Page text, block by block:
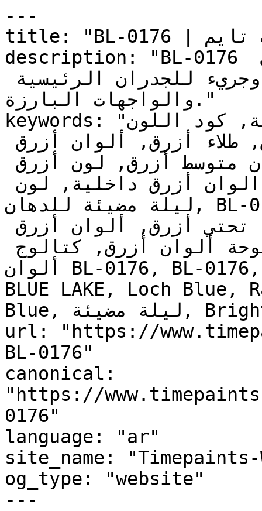
---
title: "BL-0176 | الألوان | دهانات تايم"
description: "BL-0176 أزرق حيوي ومتوسط بحضور قوي
والواجهات البارزة."
keywords: "لون ليلة مضيئة, كود اللون BL-0176, لون
ليلة مضيئة للدهان, BL-0176 دهان, ألوان أزرق متوسط,
ألوان BL-0176, BL-0176, Soul Search, Bengal Blue,
BLUE LAKE, Loch Blue,
Blue, ليلة مضيئة, Bright Night"
url: "https://
BL-0176"
canonical:
"https://
0176"
language: "ar"
site_name:
og_type: "website"
---